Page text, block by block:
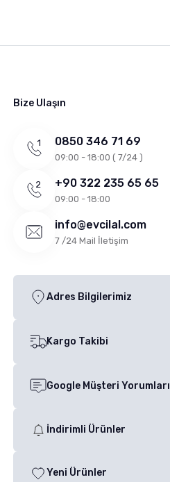
Bize Ulaşın
0850 346 71 69
09:00 - 18:00 ( 7/24 )
+90 322 235 65 65
09:00 - 18:00
info@evcilal.com
7 /24 Mail İletişim
Adres Bilgilerimiz
Kargo Takibi
Google Müşteri Yorumları
İndirimli Ürünler
Yeni Ürünler